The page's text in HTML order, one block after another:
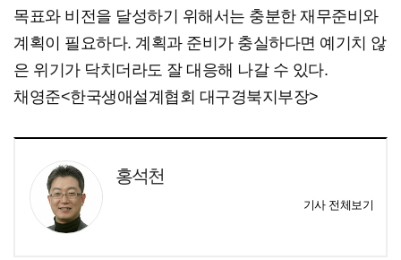
목표와 비전을 달성하기 위해서는 충분한 재무준비와
계획이 필요하다. 계획과 준비가 충실하다면 예기치 않
은 위기가 닥치더라도 잘 대응해 나갈 수 있다.
채영준<한국생애설계협회 대구경북지부장>
홍석천
기사 전체보기